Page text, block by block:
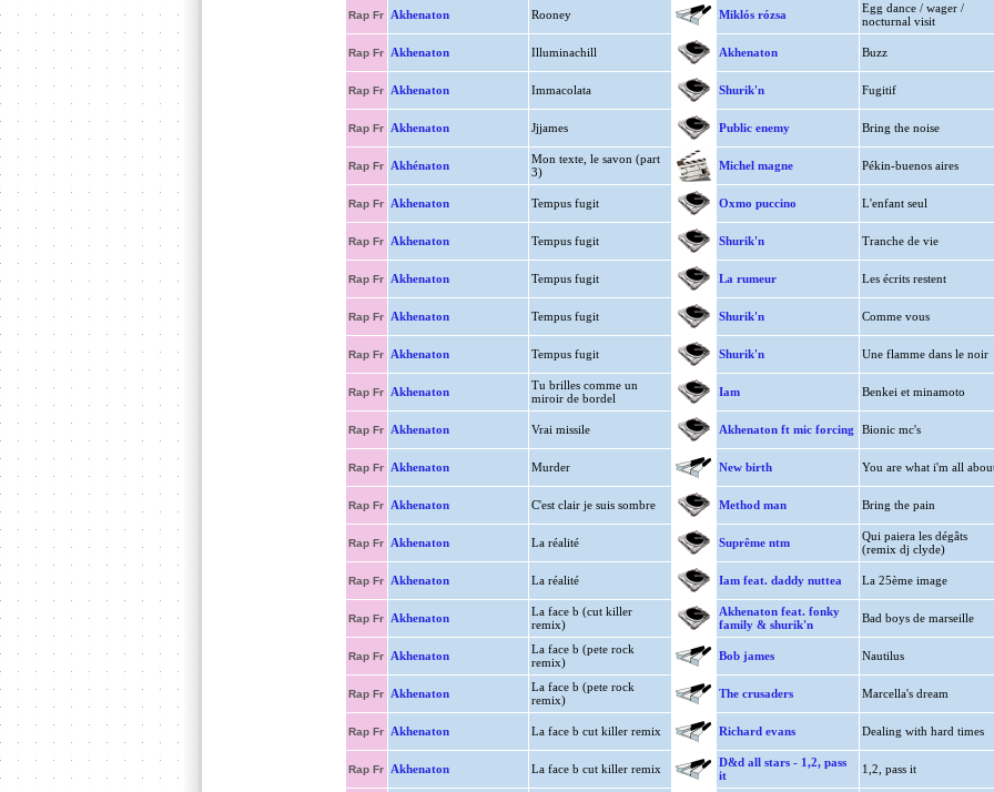
Rap Fr Akhenaton Rooney Miklós rózsa
Egg dance / wager /
nocturnal visit
Rap Fr Akhenaton Illuminachill Akhenaton Buzz
Rap Fr Akhenaton Immacolata Shurik'n Fugitif
Rap Fr Akhenaton Jjjames Public enemy Bring the noise
Rap Fr Akhénaton
Mon texte, le savon (part
3)
Michel magne Pékin-buenos aires
Rap Fr Akhenaton Tempus fugit Oxmo puccino L'enfant seul
Rap Fr Akhenaton Tempus fugit Shurik'n Tranche de vie
Rap Fr Akhenaton Tempus fugit La rumeur Les écrits restent
Rap Fr Akhenaton Tempus fugit Shurik'n Comme vous
Rap Fr Akhenaton Tempus fugit Shurik'n Une flamme dans le noir
Rap Fr Akhenaton
Tu brilles comme un
miroir de bordel
Iam Benkei et minamoto
Rap Fr Akhenaton Vrai missile Akhenaton ft mic forcing Bionic mc's
Rap Fr Akhenaton Murder New birth You are what i'm all
Rap Fr Akhenaton C'est clair je suis sombre Method man Bring the pain
Rap Fr Akhenaton La réalité Suprême ntm
Qui paiera les dégâts
(remix dj clyde)
Rap Fr Akhenaton La réalité Iam feat. daddy nuttea La 25ème image
Rap Fr Akhenaton
La face b (cut killer
remix)
Akhenaton feat. fonky
family & shurik'n
Bad boys de marseille
Rap Fr Akhenaton
La face b (pete rock
remix)
Bob james Nautilus
Rap Fr Akhenaton
La face b (pete rock
remix)
The crusaders Marcella's dream
Rap Fr Akhenaton La face b cut killer remix Richard evans Dealing with hard times
Rap Fr Akhenaton La face b cut killer remix
D&d all stars - 1,2, pass
it
1,2, pass it